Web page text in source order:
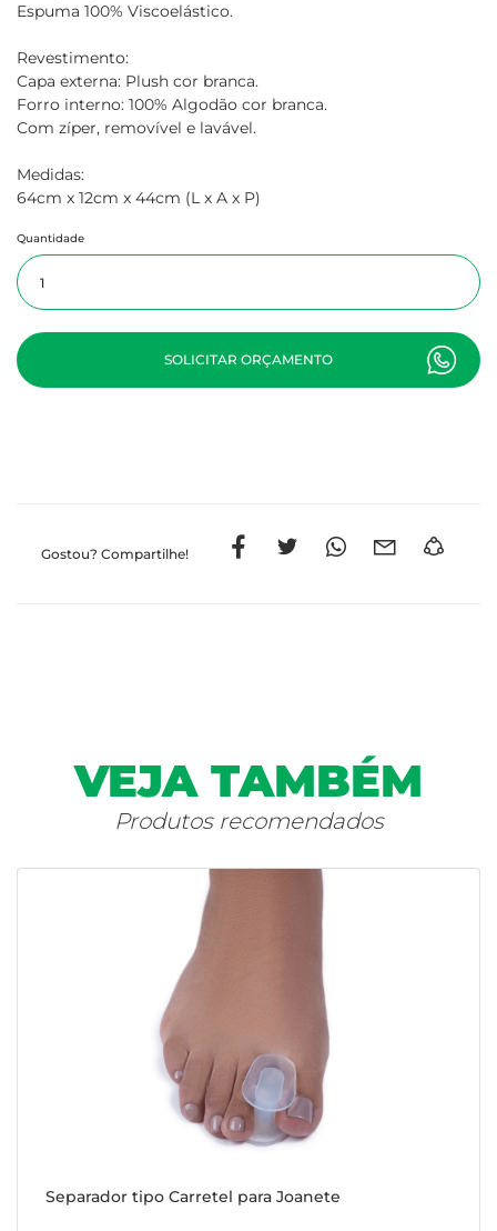
Espuma 100% Viscoelástico.
Revestimento:
Capa externa: Plush cor branca.
Forro interno: 100% Algodão cor branca.
Com zíper, removível e lavável.
Medidas:
64cm x 12cm x 44cm (L x A x P)
Quantidade
SOLICITAR ORÇAMENTO
Gostou? Compartilhe!
VEJA TAMBÉM
Produtos recomendados
Separador tipo Carretel para Joanete